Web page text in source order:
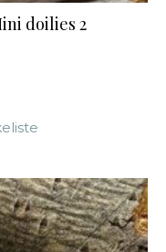
doilies 2